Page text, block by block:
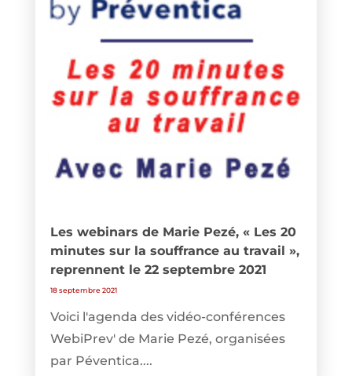
Les webinars de Marie Pezé, « Les 20
minutes sur la souffrance au travail »,
reprennent le 22 septembre 2021
18 septembre 2021
Voici l'agenda des vidéo-conférences
WebiPrev' de Marie Pezé, organisées
par Péventica....